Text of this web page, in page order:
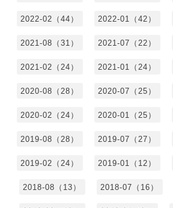
2022-02（44） 2022-01（42）
2021-08（31） 2021-07（22）
2021-02（24） 2021-01（24）
2020-08（28） 2020-07（25）
2020-02（24） 2020-01（25）
2019-08（28） 2019-07（27）
2019-02（24） 2019-01（12）
2018-08（13） 2018-07（16）